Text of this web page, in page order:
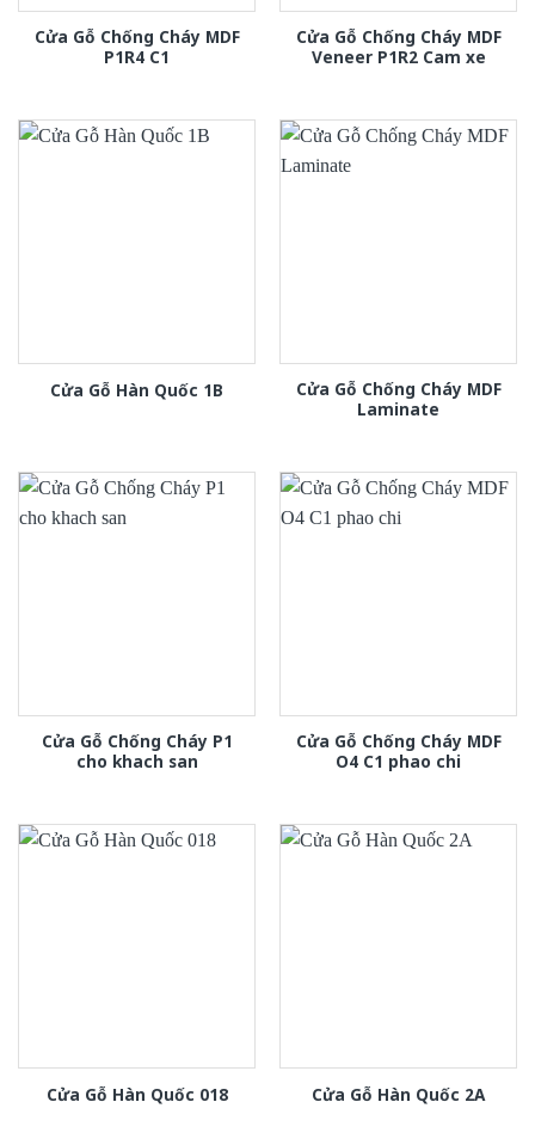
Cửa Gỗ Chống Cháy MDF
P1R4 C1
Cửa Gỗ Chống Cháy MDF
Veneer P1R2 Cam xe
Cửa Gỗ Hàn Quốc 1B
Cửa Gỗ Chống Cháy MDF
Laminate
Cửa Gỗ Chống Cháy P1
cho khach san
Cửa Gỗ Chống Cháy MDF
O4 C1 phao chi
Cửa Gỗ Hàn Quốc 018 Cửa Gỗ Hàn Quốc 2A